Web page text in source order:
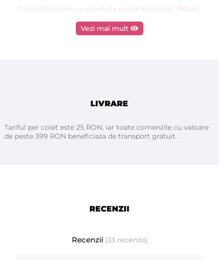
Italia
ROIAL Italia
Vezi mai mult
LIVRARE
Tariful per colet este 25 RON, iar toate comenzile cu valoare
de peste 399 RON beneficiaza de transport gratuit.
RECENZII
Recenzii (33 recenzii)